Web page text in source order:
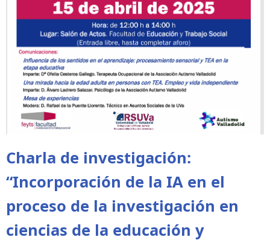
Charla de investigación:
“Incorporación de la IA en el
proceso de la investigación en
ciencias de la educación y